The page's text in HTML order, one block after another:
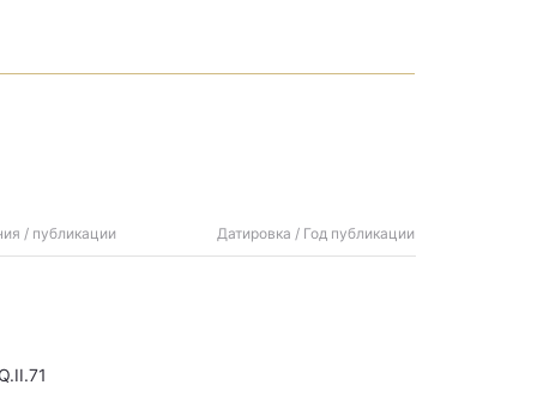
/ публикации Датировка / Год публикации